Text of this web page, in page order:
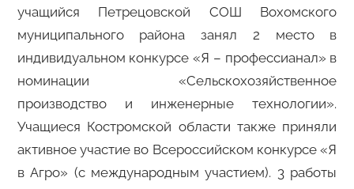
учащийся Петрецовской СОШ Вохомского
муниципального района занял 2 место в
индивидуальном конкурсе «Я – профессианал» в
номинации «Сельскохозяйственное
производство и инженерные технологии».
Учащиеся Костромской области также приняли
активное участие во Всероссийском конкурсе «Я
в Агро» (с международным участием). 3 работы